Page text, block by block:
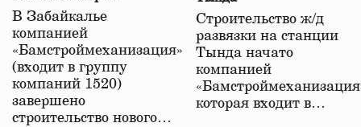
строительстве нового моста
в Забайкалье
В Забайкалье
компанией
«Бамстроймеханизация»
(входит в группу
компаний 1520)
завершено
строительство нового…
Строительство ж/д
развязки на станции
Тында начато
компанией
которая входит в…